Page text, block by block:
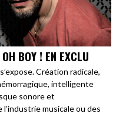
BOY ! EN EXCLU
Création radicale,
intelligente
sonore et
musicale ou des